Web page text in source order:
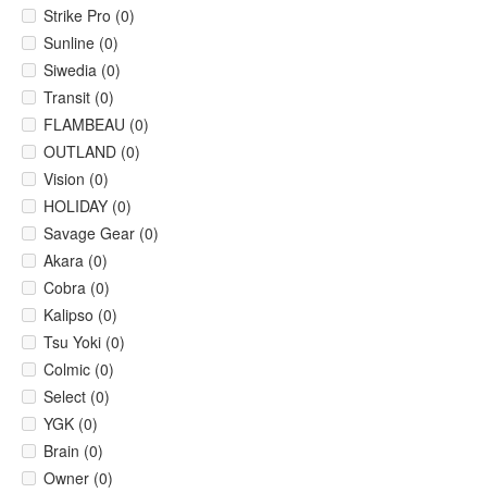
Strike Pro (0)
Sunline (0)
Siwedia (0)
Transit (0)
FLAMBEAU (0)
OUTLAND (0)
Vision (0)
HOLIDAY (0)
Savage Gear (0)
Akara (0)
Cobra (0)
Kalipso (0)
Tsu Yoki (0)
Colmic (0)
Select (0)
YGK (0)
Brain (0)
Owner (0)